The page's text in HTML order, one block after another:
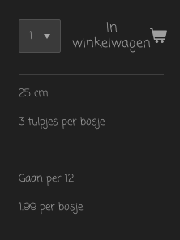
In
winkelwagen
25 cm
3 tulpjes per bosje
Gaan per 12
1.99 per bosje